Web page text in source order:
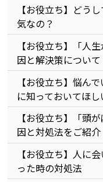
【お役立ち】どう
気なの？
【お役立ち】「人
因と解決策について
【お役立ち】悩ん
に知っておいてほし
【お役立ち】「頭
因と対処法をご紹介
【お役立ち】人に
った時の対処法